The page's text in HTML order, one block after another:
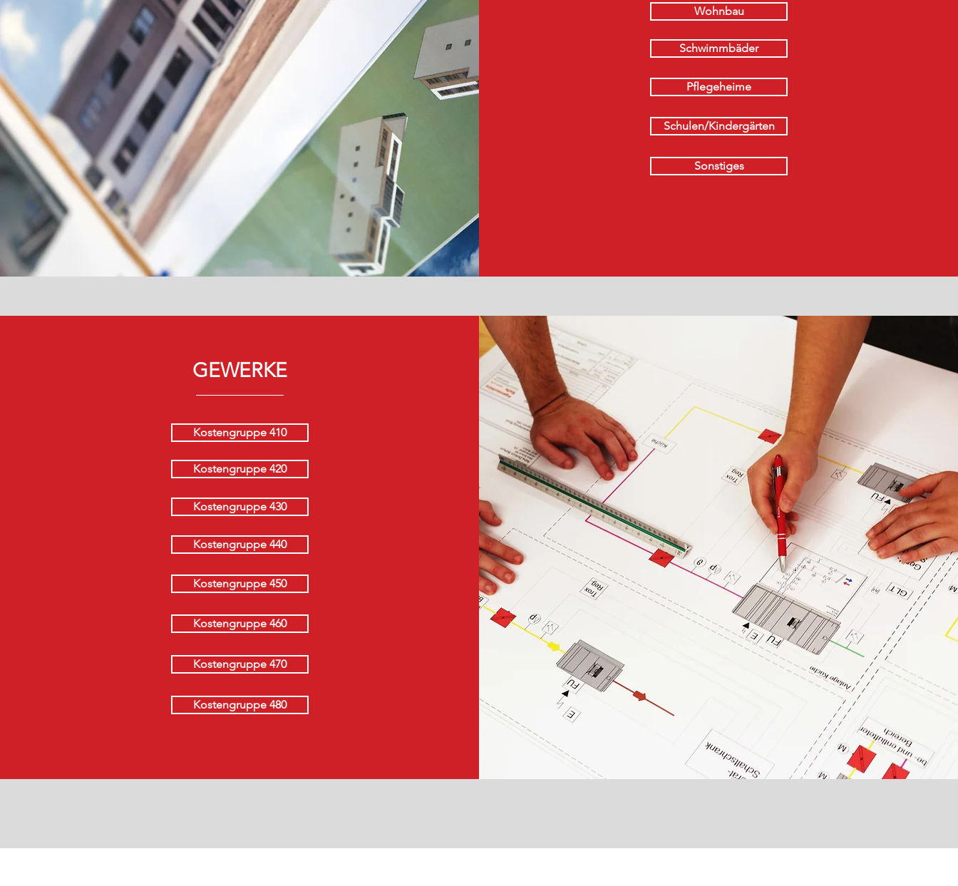
Wohnbau
Schwimmbäder
Pflegeheime
Schulen/Kindergärten
Sonstiges
GEWERKE
Kostengruppe 410
Kostengruppe 420
Kostengruppe 430
Kostengruppe 440
Kostengruppe 450
Kostengruppe 460
Kostengruppe 470
Kostengruppe 480